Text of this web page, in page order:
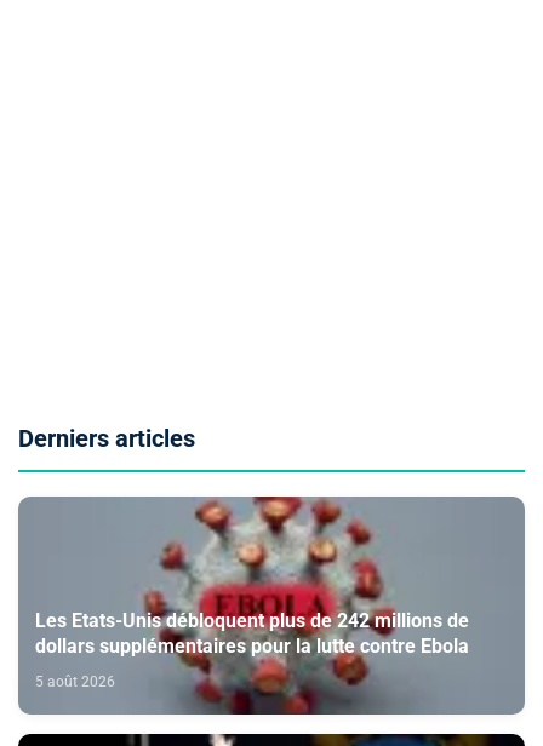
Derniers articles
Les Etats-Unis débloquent plus de 242 millions de
dollars supplémentaires pour la lutte contre Ebola
5 août 2026